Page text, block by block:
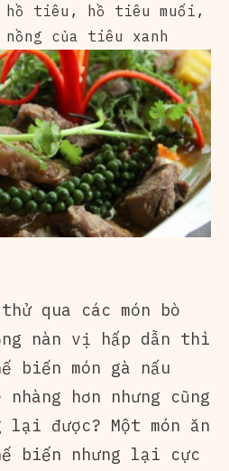
hồ tiêu , hồ tiêu muối ,
của tiêu xanh
qua các món bò
nàn vị hấp dẫn thì
biến món gà nấu
hơn nhưng cũng
lại được? Một món ăn
biến nhưng lại cực